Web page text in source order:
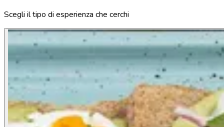
Scegli il tipo di esperienza che cerchi